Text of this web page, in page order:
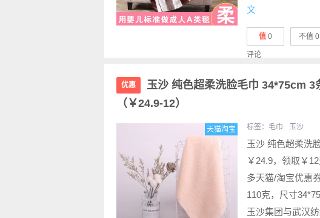
文
值 0 不值 0
评论
优惠
玉沙 纯色超柔洗脸毛巾 34*75cm
（￥24.9-12）
天猫淘宝 标签： 毛巾 玉沙
玉沙 纯色超柔洗
￥24.9，领取￥
多天猫/淘宝优惠
110克，尺寸
玉沙集团与武汉